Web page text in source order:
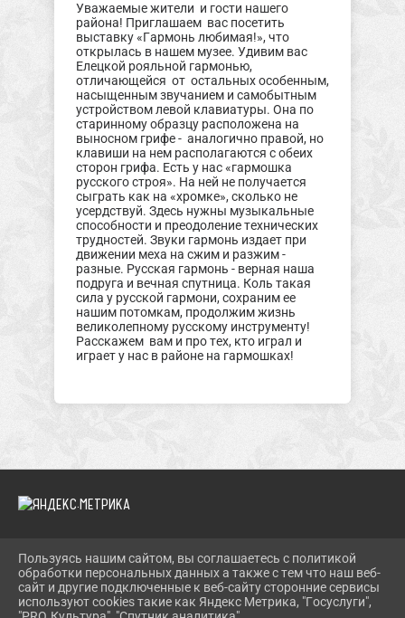
Уважаемые жители и гости нашего
района! Приглашаем вас посетить
выставку «Гармонь любимая!», что
открылась в нашем музее. Удивим вас
Елецкой рояльной гармонью,
отличающейся от остальных особенным,
насыщенным звучанием и самобытным
устройством левой клавиатуры. Она по
старинному образцу расположена на
выносном грифе - аналогично правой, но
клавиши на нем располагаются с обеих
сторон грифа. Есть у нас «гармошка
русского строя». На ней не получается
сыграть как на «хромке», сколько не
усердствуй. Здесь нужны музыкальные
способности и преодоление технических
трудностей. Звуки гармонь издает при
движении меха на сжим и разжим -
разные. Русская гармонь - верная наша
подруга и вечная спутница. Коль такая
сила у русской гармони, сохраним ее
нашим потомкам, продолжим жизнь
великолепному русскому инструменту!
Расскажем вам и про тех, кто играл и
играет у нас в районе на гармошках!
2026 Г. SOLONESHMUZEY.RU
ВХОД
КАРТА САЙТА
ПОЛИТИКА ОБРАБОТКИ ПЕРСОНАЛЬНЫХ ДАННЫХ
Пользуясь нашим сайтом, вы соглашаетесь с политикой
обработки персональных данных а также с тем что наш веб-
сайт и другие подключенные к веб-сайту сторонние сервисы
используют cookies такие как Яндекс Метрика, "Госуслуги",